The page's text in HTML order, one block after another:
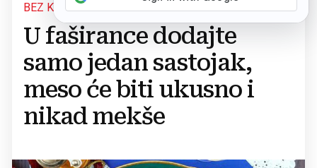
BEZ KRUŠNIH MRVICA, BEZ JAJA
U faširance dodajte
samo jedan sastojak,
meso će biti ukusno i
nikad mekše